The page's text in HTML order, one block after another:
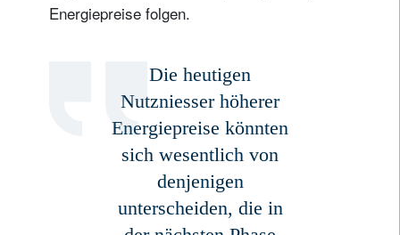
Energiepreise folgen.
Die heutigen
Nutzniesser höherer
Energiepreise könnten
sich wesentlich von
denjenigen
unterscheiden, die in